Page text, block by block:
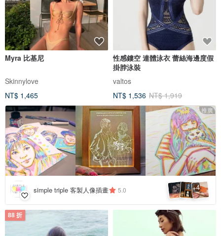
Myra 比基尼
Skinnylove
NT$ 1,465
性感鏤空 連體泳衣 蕾絲海邊度假
掛脖泳裝
valtos
NT$ 1,536 NT$ 1,919
推廣
simple triple 客製人像插畫 5.0 +4
88 折